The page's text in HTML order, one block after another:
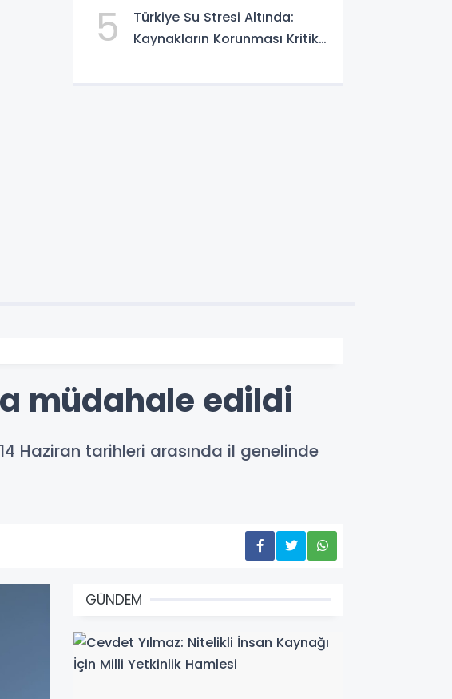
5
Türkiye Su Stresi Altında:
Kaynakların Korunması Kritik
müdahale edildi
Haziran tarihleri arasında il genelinde
GÜNDEM